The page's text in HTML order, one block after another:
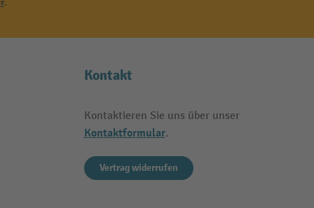
.
Kontakt
Kontaktieren Sie uns über unser
Kontaktformular.
Vertrag widerrufen